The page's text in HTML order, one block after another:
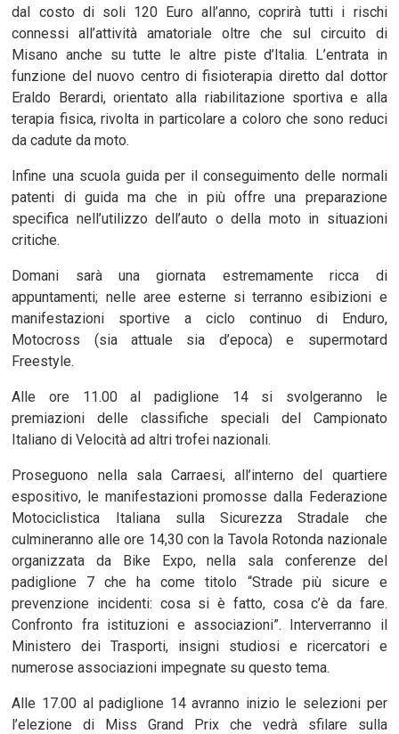
dal costo di soli 120 Euro all’anno, coprirà tutti i rischi
connessi all’attività amatoriale oltre che sul circuito di
Misano anche su tutte le altre piste d’Italia. L’entrata in
funzione del nuovo centro di fisioterapia diretto dal dottor
Eraldo Berardi, orientato alla riabilitazione sportiva e alla
terapia fisica, rivolta in particolare a coloro che sono reduci
da cadute da moto.
Infine una scuola guida per il conseguimento delle normali
patenti di guida ma che in più offre una preparazione
specifica nell’utilizzo dell’auto o della moto in situazioni
critiche.
Domani sarà una giornata estremamente ricca di
appuntamenti; nelle aree esterne si terranno esibizioni e
manifestazioni sportive a ciclo continuo di Enduro,
Motocross (sia attuale sia d’epoca) e supermotard
Freestyle.
Alle ore 11.00 al padiglione 14 si svolgeranno le
premiazioni delle classifiche speciali del Campionato
Italiano di Velocità ad altri trofei nazionali.
Proseguono nella sala Carraesi, all’interno del quartiere
espositivo, le manifestazioni promosse dalla Federazione
Motociclistica Italiana sulla Sicurezza Stradale che
culmineranno alle ore 14,30 con la Tavola Rotonda nazionale
organizzata da Bike Expo, nella sala conferenze del
padiglione 7 che ha come titolo “Strade più sicure e
prevenzione incidenti: cosa si è fatto, cosa c’è da fare.
Confronto fra istituzioni e associazioni”. Interverranno il
Ministero dei Trasporti, insigni studiosi e ricercatori e
numerose associazioni impegnate su questo tema.
Alle 17.00 al padiglione 14 avranno inizio le selezioni per
l’elezione di Miss Grand Prix che vedrà sfilare sulla